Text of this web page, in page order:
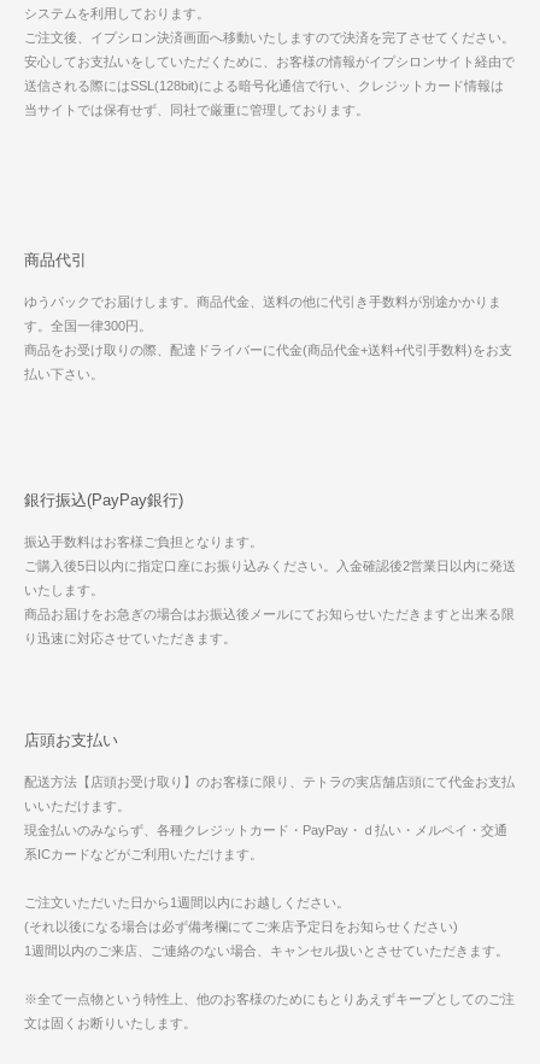
システムを利用しております。
ご注文後、イプシロン決済画面へ移動いたしますので決済を完了させてください。
安心してお支払いをしていただくために、お客様の情報がイプシロンサイト経由で
送信される際にはSSL(128bit)による暗号化通信で行い、クレジットカード情報は
当サイトでは保有せず、同社で厳重に管理しております。
商品代引
ゆうパックでお届けします。商品代金、送料の他に代引き手数料が別途かかりま
す。全国一律300円。
商品をお受け取りの際、配達ドライバーに代金(商品代金+送料+代引手数料)をお支
払い下さい。
銀行振込(PayPay銀行)
振込手数料はお客様ご負担となります。
ご購入後5日以内に指定口座にお振り込みください。入金確認後2営業日以内に発送
いたします。
商品お届けをお急ぎの場合はお振込後メールにてお知らせいただきますと出来る限
り迅速に対応させていただきます。
店頭お支払い
配送方法【店頭お受け取り】のお客様に限り、テトラの実店舗店頭にて代金お支払
いいただけます。
現金払いのみならず、各種クレジットカード・PayPay・ｄ払い・メルペイ・交通
系ICカードなどがご利用いただけます。
ご注文いただいた日から1週間以内にお越しください。
(それ以後になる場合は必ず備考欄にてご来店予定日をお知らせください)
1週間以内のご来店、ご連絡のない場合、キャンセル扱いとさせていただきます。
※全て一点物という特性上、他のお客様のためにもとりあえずキープとしてのご注
文は固くお断りいたします。